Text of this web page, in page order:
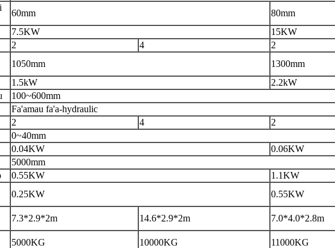
60mm 80mm
7.5KW 15KW
2 4 2
1050mm 1300mm
1.5kW 2.2kW
100~600mm
Fa'amau fa'a-hydraulic
2 4 2
0~40mm
0.04KW 0.06KW
5000mm
0.55KW
1.1KW
0.25KW
0.55KW
7.3*2.9*2m 14.6*2.9*2m 7.0*4.0*2.8m
5000KG 10000KG 11000KG